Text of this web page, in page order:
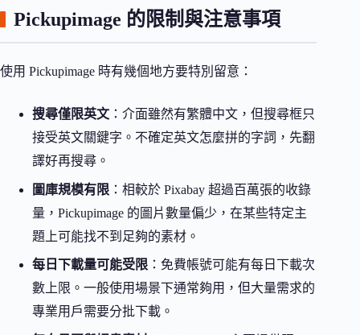
Pickupimage 的限制與注意事項
使用 Pickupimage 時有幾個地方要特別留意：
搜尋僅限英文 ：介面雖然有繁體中文，但搜尋框只
接受英文關鍵字。不確定英文怎麼拼的字詞，先翻
譯好再搜尋。
圖庫規模有限 ：相較於 Pixabay 超過百萬張的收錄
量，Pickupimage 的圖片數量偏少，在某些特定主
題上可能找不到足夠的素材。
每日下載量可能受限 ：免費帳號可能有每日下載次
數上限。一般使用場景下通常夠用，但大量需求的
專業用戶需要分批下載。